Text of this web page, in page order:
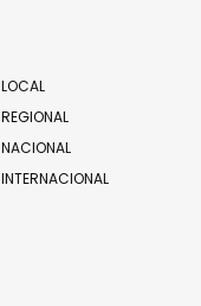
LOCAL
REGIONAL
NACIONAL
INTERNACIONAL